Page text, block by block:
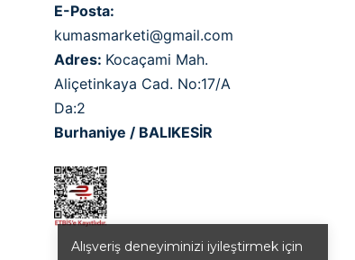
Alışveriş deneyiminizi iyileştirmek için
E-Posta:
kumasmarketi@gmail.com
Adres: Kocaçami Mah.
Aliçetinkaya Cad. No:17/A
Da:2
Burhaniye / BALIKESİR